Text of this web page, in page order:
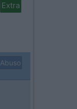
Extra
Abuso